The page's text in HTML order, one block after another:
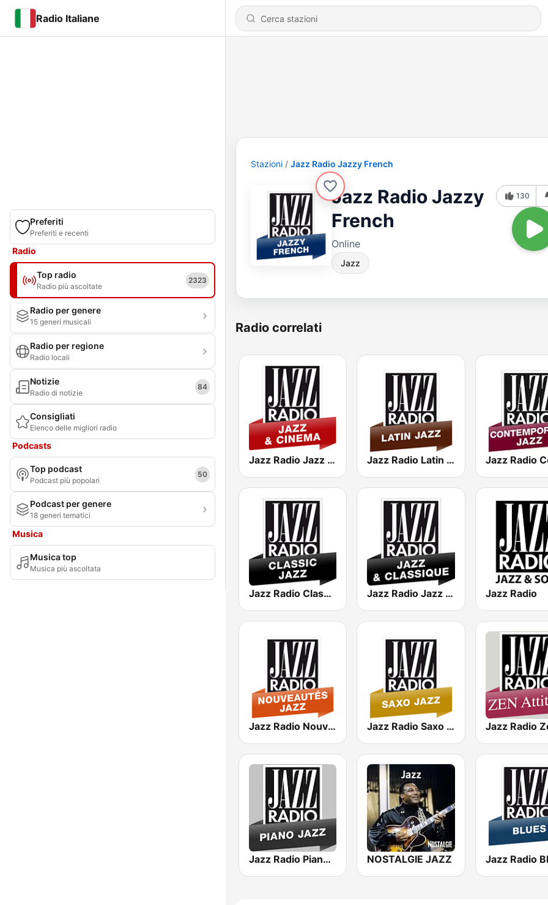
Radio Italiane
Preferiti
Preferiti e recenti
Radio
Top radio
Radio più ascoltate
2323
Radio per genere
15 generi musicali
Radio per regione
Radio locali
Notizie
Radio di notizie
84
Consigliati
Elenco delle migliori radio
Podcasts
Top podcast
Podcast più popolari
50
Podcast per genere
18 generi tematici
Musica
Musica top
Musica più ascoltata
Stazioni Jazz Radio Jazzy French
Jazz Radio Jazzy
French
Online
Jazz
130
Radio correlati
Jazz Radio Jazz & Cinema Jazz Radio Latin Jazz
Jazz Radio Classic Jazz Jazz Radio Jazz & Classique Jazz Radio
Jazz Radio Nouveautés Jazz Jazz Radio Saxo Jazz
Jazz Radio Piano Jazz NOSTALGIE JAZZ Jazz Radio